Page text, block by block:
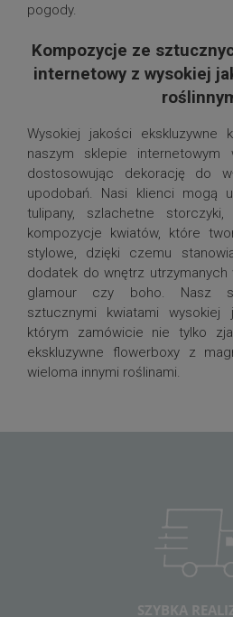
pogody.
Kompozycje ze
internetowy z wysokiej
Wysokiej jakości ekskluzywne
naszym sklepie internetowym
dostosowując dekorację do
upodobań. Nasi klienci mogą
tulipany, szlachetne
kompozycje kwiatów, które
stylowe, dzięki czemu
dodatek do wnętrz utrzymanych
glamour czy boho. Nasz
sztucznymi kwiatami
którym zamówicie nie tylko
ekskluzywne flowerboxy z
wieloma innymi roślinami.
SZYBKA